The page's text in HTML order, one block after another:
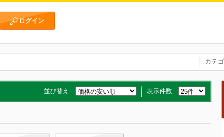
ログイン
並び替え 表示件数